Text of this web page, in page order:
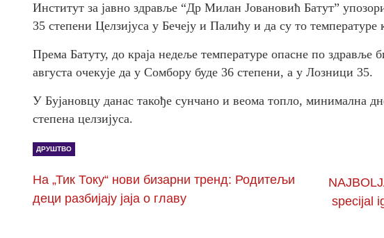
Институт за јавно здравље “Др Милан Јовановић Батут”
35 степени Целзијуса у Бечеју и Палићу и да су то температуре
Према Батуту, до краја недеље температуре опасне по здравље
августа очекује да у Сомбору буде 36 степени, а у Лозници 35.
У Бујановцу данас такође сунчано и веома топло, минимална
степена целзијуса.
ДРУШТВО
На „Тик Току“ нови бизарни тренд: Родитељи
деци разбијају јаја о главу
specijal